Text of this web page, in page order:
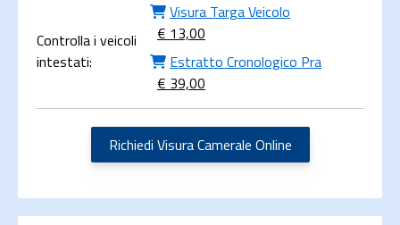
Controlla i veicoli
intestati:
Visura Targa Veicolo
€ 13,00
Estratto Cronologico Pra
€ 39,00
Richiedi Visura Camerale Online